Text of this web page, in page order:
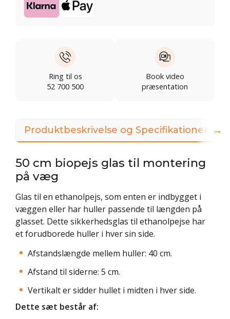
Ring til os
52 700 500
Book video
præsentation
Produktbeskrivelse og Specifikationer
50 cm biopejs glas til montering
på væg
Glas til en ethanolpejs, som enten er indbygget i
væggen eller har huller passende til længden på
glasset. Dette sikkerhedsglas til ethanolpejse har
et forudborede huller i hver sin side.
Afstandslængde mellem huller: 40 cm.
Afstand til siderne: 5 cm.
Vertikalt er sidder hullet i midten i hver side.
Dette sæt består af:
→